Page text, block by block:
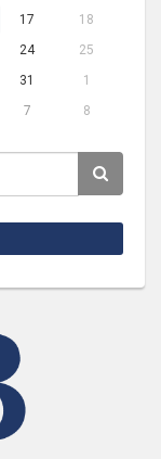
17
18
24
25
31
1
7 8